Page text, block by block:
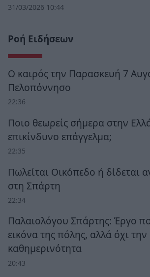
31/03/2026 10:44
Ροή Ειδήσεων
Ο καιρός την Παρασκευή 7
Πελοπόννησο
22:36
Ποιο θεωρείς σήμερα στην
επικίνδυνο επάγγελμα;
22:35
Πωλείται Οικόπεδο ή δίδεται
στη Σπάρτη
22:34
Παλαιολόγου Σπάρτης: Έργο
εικόνα της πόλης, αλλά όχι την
καθημερινότητα
20:43